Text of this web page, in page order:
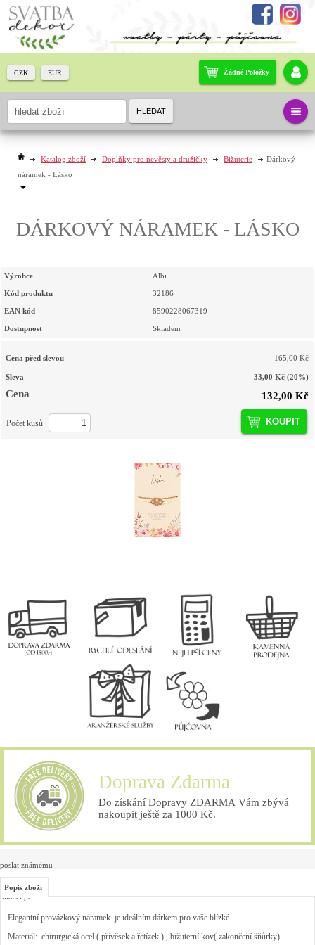
Katalog zboží Doplňky pro nevěsty a družičky Bižuterie
Dárkový
náramek - Lásko
DÁRKOVÝ NÁRAMEK - LÁSKO
Výrobce Albi
Kód produktu 32186
EAN kód 8590228067319
Dostupnost Skladem
Cena před slevou 165,00 Kč
Sleva 33,00 Kč (20%)
Cena 132,00 Kč
KOUPIT
Počet kusů
Doprava Zdarma
Do získání Dopravy ZDARMA Vám zbývá
nakoupit ještě za 1000 Kč.
poslat známému
hlídací pes
Popis zboží
Elegantní provázkový náramek je ideálním dárkem pro vaše blízké.
Materiál: chirurgická ocel ( přívěsek a řetízek ) , bižuterní kov( zakončení šňůrky)
Žádné Položky
CZK EUR
HLEDAT